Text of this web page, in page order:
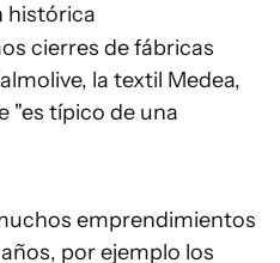
histórica
cierres de fábricas
la textil Medea,
"es típico de una
emprendimientos
por ejemplo los